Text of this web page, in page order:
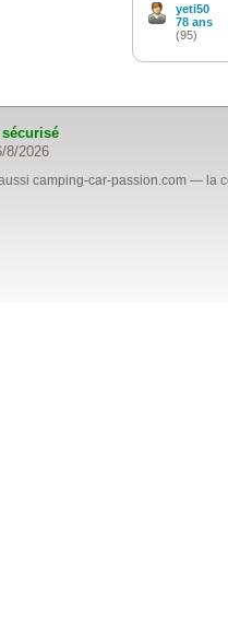
yeti50
78 ans
(95)
8/2026
camping-car-passion.com — la